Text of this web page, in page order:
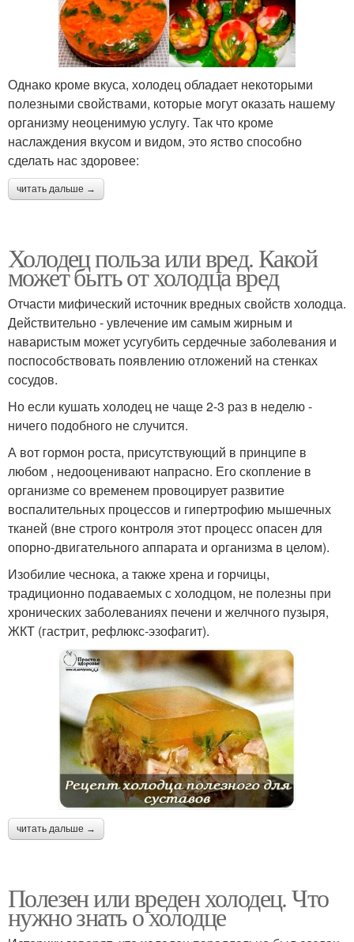
Однако кроме вкуса, холодец обладает некоторыми
полезными свойствами, которые могут оказать нашему
организму неоценимую услугу. Так что кроме
наслаждения вкусом и видом, это яство способно
сделать нас здоровее:
читать дальше →
Холодец польза или вред. Какой
может быть от холодца вред
Отчасти мифический источник вредных свойств холодца.
Действительно - увлечение им самым жирным и
наваристым может усугубить сердечные заболевания и
поспособствовать появлению отложений на стенках
сосудов.
Но если кушать холодец не чаще 2-3 раз в неделю -
ничего подобного не случится.
А вот гормон роста, присутствующий в принципе в
любом , недооценивают напрасно. Его скопление в
организме со временем провоцирует развитие
воспалительных процессов и гипертрофию мышечных
тканей (вне строго контроля этот процесс опасен для
опорно-двигательного аппарата и организма в целом).
Изобилие чеснока, а также хрена и горчицы,
традиционно подаваемых с холодцом, не полезны при
хронических заболеваниях печени и желчного пузыря,
ЖКТ (гастрит, рефлюкс-эзофагит).
читать дальше →
Полезен или вреден холодец. Что
нужно знать о холодце